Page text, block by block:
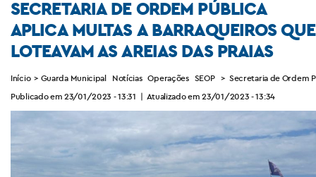
SECRETARIA DE ORDEM PÚBLICA
APLICA MULTAS A BARRAQUEIROS QUE
LOTEAVAM AS AREIAS DAS PRAIAS
Início > Guarda Municipal Notícias Operações SEOP > Secretaria de Ordem
Publicado em 23/01/2023 - 13:31 | Atualizado em 23/01/2023 - 13:34